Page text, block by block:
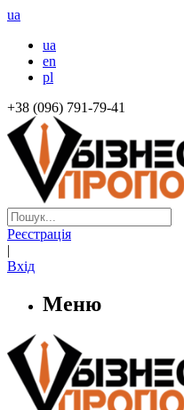
ua
ua
en
pl
+38 (096) 791-79-41
Реєстрація
|
Вхід
Меню